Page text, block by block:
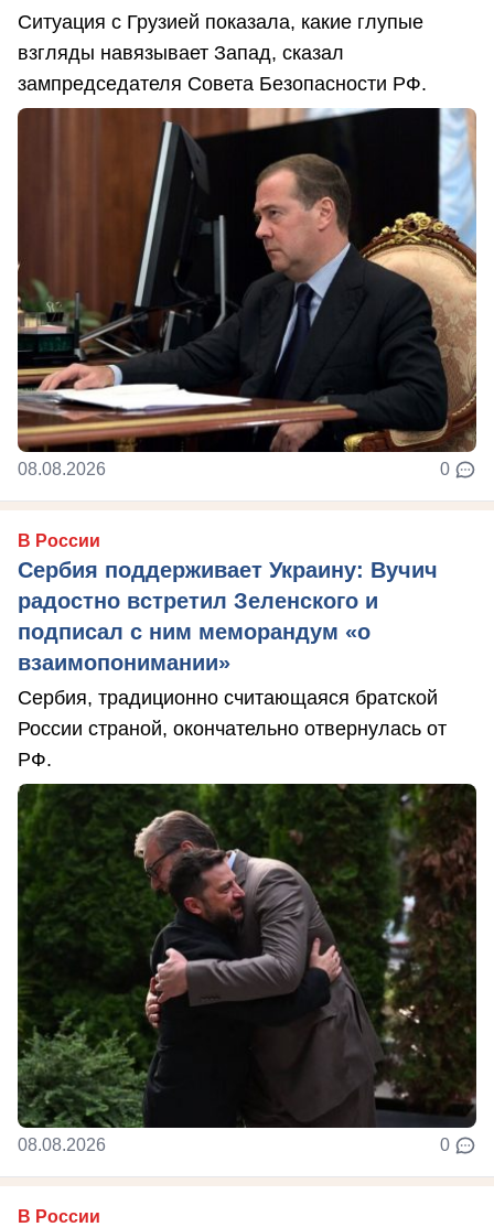
Ситуация с Грузией показала, какие глупые
взгляды навязывает Запад, сказал
зампредседателя Совета Безопасности РФ.
08.08.2026 0
В России
Сербия поддерживает Украину: Вучич
радостно встретил Зеленского и
подписал с ним меморандум «о
взаимопонимании»
Сербия, традиционно считающаяся братской
России страной, окончательно отвернулась от
РФ.
08.08.2026 0
В России